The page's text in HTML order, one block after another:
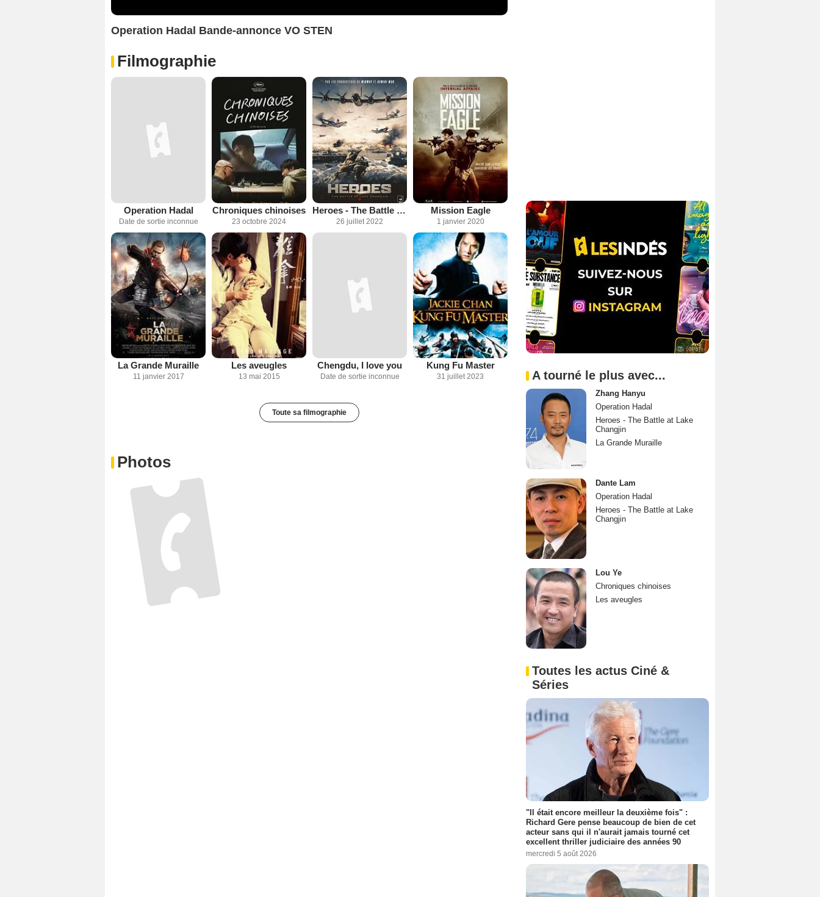
Operation Hadal Bande-annonce VO STEN
Filmographie
Operation Hadal
Date de sortie inconnue
Chroniques chinoises
23 octobre 2024
Heroes - The Battle at Lake Changjin
26 juillet 2022
Mission Eagle
1 janvier 2020
La Grande Muraille
11 janvier 2017
Les aveugles
13 mai 2015
Chengdu, I love you
Date de sortie inconnue
Kung Fu Master
31 juillet 2023
Toute sa filmographie
Photos
A tourné le plus avec...
Zhang Hanyu
Operation Hadal
Heroes - The Battle at Lake
Changjin
La Grande Muraille
Dante Lam
Operation Hadal
Heroes - The Battle at Lake
Changjin
Lou Ye
Chroniques chinoises
Les aveugles
Toutes les actus Ciné &
Séries
"Il était encore meilleur la deuxième fois" :
Richard Gere pense beaucoup de bien de cet
acteur sans qui il n'aurait jamais tourné cet
excellent thriller judiciaire des années 90
mercredi 5 août 2026